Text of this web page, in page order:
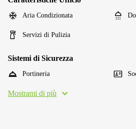
Aria Condizionata
Servizi di Pulizia
Sistemi di Sicurezza
Portineria
Mostrami di più